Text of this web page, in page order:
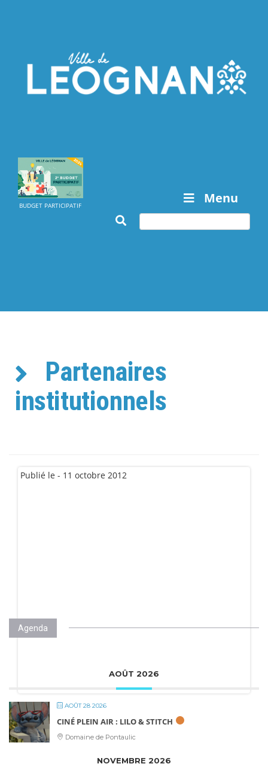
BUDGET PARTICIPATIF Menu
Partenaires
institutionnels
Publié le - 11 octobre 2012
Agenda
AOÛT 2026
AOÛT 28 2026
CINÉ PLEIN AIR : LILO & STITCH
Domaine de Pontaulic
NOVEMBRE 2026